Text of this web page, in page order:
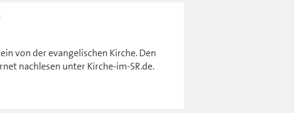
von der evangelischen Kirche. Den
nachlesen unter Kirche-im-SR.de.